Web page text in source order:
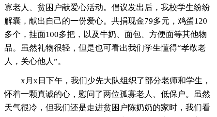
寡老人、贫困户献爱心活动。倡议发出后，我校学生纷纷
解囊，献出自己的一份爱心。共捐现金79多元，鸡蛋120
多个，挂面100多把，以及牛奶、面包、方便面等其他物
品。虽然礼物很轻，但是也可看出我们学生懂得“孝敬老
人，关心他人”。
x月x日下午，我们少先大队组织了部分老师和学生，
怀着一颗真诚的心，慰问了两位孤寡老人、低保户。虽然
天气很冷，但我们还是走进贫困户陈奶奶的家时，我们看